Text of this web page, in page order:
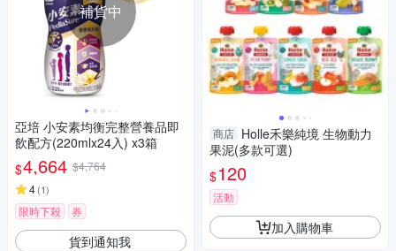
補貨中
亞培 小安素均衡完整營養品即
飲配方(220mlx24入) x3箱
$4,664 $4,764
4(1)
限時下殺 券
貨到通知我
商店 Holle禾樂純境 生物動力
果泥(多款可選)
$120
活動
加入購物車